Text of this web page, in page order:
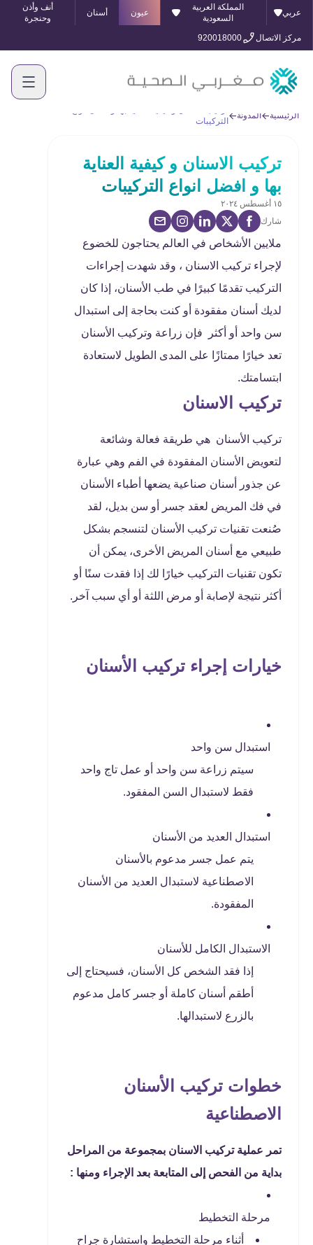
عربي
المملكة العربية
السعودية
عيون أسنان
أنف وأذن
وحنجرة
مركز الاتصال
920018000
الرئيسية المدونة
التركيبات
تركيب الاسنان و كيفية العناية
بها و افضل انواع التركيبات
١٥ أغسطس ٢٠٢٤
شارك
ملايين الأشخاص في العالم يحتاجون للخضوع
لإجراء تركيب الاسنان ، وقد شهدت إجراءات
التركيب تقدمًا كبيرًا في طب الأسنان، إذا كان
لديك أسنان مفقودة أو كنت بحاجة إلى استبدال
سن واحد أو أكثر فإن زراعة وتركيب الأسنان
تعد خيارًا ممتازًا على المدى الطويل لاستعادة
ابتسامتك.
تركيب الاسنان
تركيب الأسنان هي طريقة فعالة وشائعة
لتعويض الأسنان المفقودة في الفم وهي عبارة
عن جذور أسنان صناعية يضعها أطباء الأسنان
في فك المريض لعقد جسر أو سن بديل، لقد
صُنعت تقنيات تركيب الأسنان لتنسجم بشكل
طبيعي مع أسنان المريض الأخرى، يمكن أن
تكون تقنيات التركيب خيارًا لك إذا فقدت سنًا أو
أكثر نتيجة لإصابة أو مرض اللثة أو أي سبب آخر.
خيارات إجراء تركيب الأسنان
استبدال سن واحد
سيتم زراعة سن واحد أو عمل تاج واحد
فقط لاستبدال السن المفقود.
استبدال العديد من الأسنان
يتم عمل جسر مدعوم بالأسنان
الاصطناعية لاستبدال العديد من الأسنان
المفقودة.
الاستبدال الكامل للأسنان
إذا فقد الشخص كل الأسنان، فسيحتاج إلى
أطقم أسنان كاملة أو جسر كامل مدعوم
بالزرع لاستبدالها.
خطوات تركيب الأسنان
الاصطناعية
تمر عملية تركيب الاسنان بمجموعة من المراحل
بداية من الفحص إلى المتابعة بعد الإجراء ومنها :
مرحلة التخطيط
أثناء مرحلة التخطيط واستشارة جراح